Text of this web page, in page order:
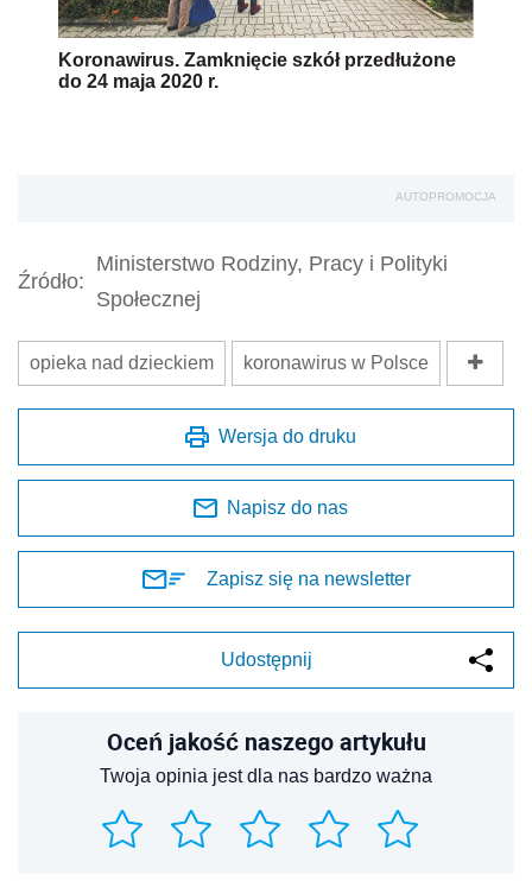
Koronawirus. Zamknięcie szkół przedłużone
do 24 maja 2020 r.
AUTOPROMOCJA
Źródło:
Ministerstwo Rodziny, Pracy i Polityki
Społecznej
opieka nad dzieckiem koronawirus w Polsce
Wersja do druku
Napisz do nas
Zapisz się na newsletter
Udostępnij
Oceń jakość naszego artykułu
Twoja opinia jest dla nas bardzo ważna